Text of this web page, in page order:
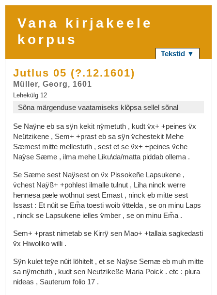
Vana kirjakeele
korpus
Tekstid ▼
Jutlus 05 (?.12.1601)
Müller, Georg, 1601
Lehekülg 12
Sõna märgenduse vaatamiseks klõpsa sellel sõnal
Se Naÿne eb sa sÿn kekit nÿmetuth , kudt v̈x+ +peines v̈x
Neützikene , Sem+ +prast eb sa sÿn v̈chestekit Mehe
Sæmest mitte mellestuth , sest et se v̈x+ +peines v̈che
Naÿse Sæme , ilma mehe Liku\da/matta piddab ollema .
Se Sæme sest Naÿsest on v̈x Pissokeñe Lapsukene ,
v̈chest Naÿß+ +pohlest ilmalle tulnut , Liha ninck werre
hennesa pæle wothnut sest Emast , ninck eb mitte sest
Issast : Et nüit se Em̃a toesti woib v̈ttelda , se on minu Laps
, ninck se Lapsukene ielles v̈mber , se on minu Em̃a .
Sem+ +prast nimetab se Kirrÿ sen Mao+ +tallaia sagkedasti
v̈x Hiwoliko willi .
Sÿn kulet teÿe nüit löhitelt , et se Naÿse Semæ eb muh mitte
sa nÿmetuth , kudt sen Neutzikeße Maria Poick . etc : plura
nideas , Sauterum folio 17 .